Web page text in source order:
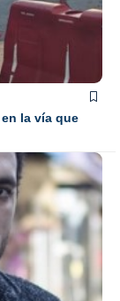
la vía que